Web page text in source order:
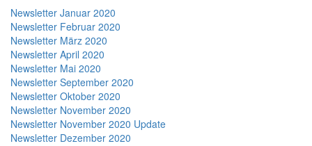
Newsletter Januar 2020
Newsletter Februar 2020
Newsletter März 2020
Newsletter April 2020
Newsletter Mai 2020
Newsletter September 2020
Newsletter Oktober 2020
Newsletter November 2020
Newsletter November 2020 Update
Newsletter Dezember 2020